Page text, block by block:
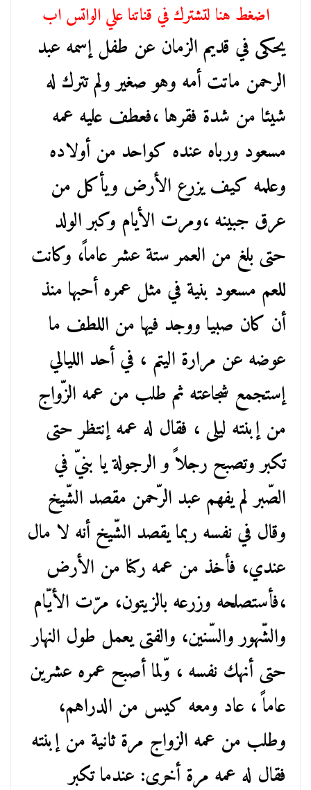
اضغط هنا لتشترك في قناتنا علي الواتس اب
يحكى في قديم الزمان عن طفل إسمه عبد
الرحمن ماتت أمه وهو صغير ولم تترك له
شيئا من شدة فقرها ،فعطف عليه عمه
مسعود ورباه عنده كواحد من أولاده
وعلمه كيف يزرع الأرض ويأكل من
عرق جبينه ،ومرت الأيام وكبر الولد
حتى بلغ من العمر ستة عشر عاماً، وكانت
للعم مسعود بنية في مثل عمره أحبها منذ
أن كان صبيا ووجد فيها من اللطف ما
عوضه عن مرارة اليتم ، في أحد الليالي
إستجمع شجاعته ثم طلب من عمه الزّواج
من إبنته ليلى ، فقال له عمه إنتظر حتى
تكبر وتصبح رجلاً و الرجولة يا بنيّ في
الصّبر لم يفهم عبد الرّحمن مقصد الشّيخ
وقال في نفسه ربما يقصد الشّيخ أنه لا مال
عندي، فأخذ من عمه ركنا من الأرض
،فأستصلحه وزرعه بالزيتون، مرّت الأيّام
والشّهور والسّنين، والفتى يعمل طول النهار
حتى أنهك نفسه ، وّلما أصبح عمره عشرين
عاماً ، عاد ومعه كيس من الدراهم،
وطلب من عمه الزواج مرة ثانية من إبنته
فقال له عمه مرة أخرى: عندما تكبر